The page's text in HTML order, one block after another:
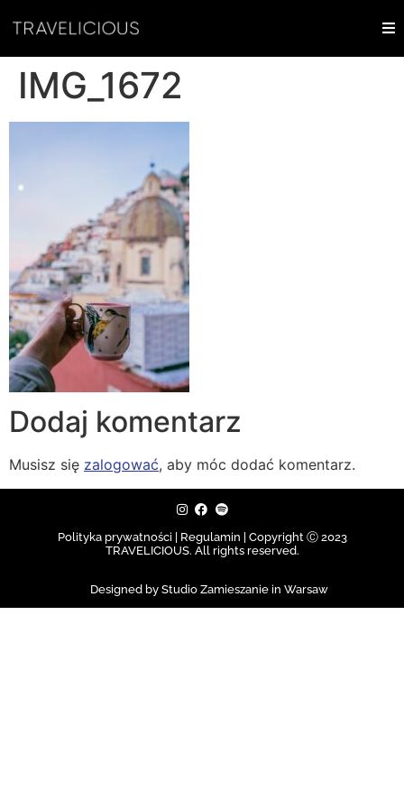
IMG_1672
Dodaj komentarz
Musisz się zalogować, aby móc dodać komentarz.
Polityka prywatności | Regulamin | Copyright Ⓒ 2023
TRAVELICIOUS. All rights reserved.
Designed by Studio Zamieszanie in Warsaw